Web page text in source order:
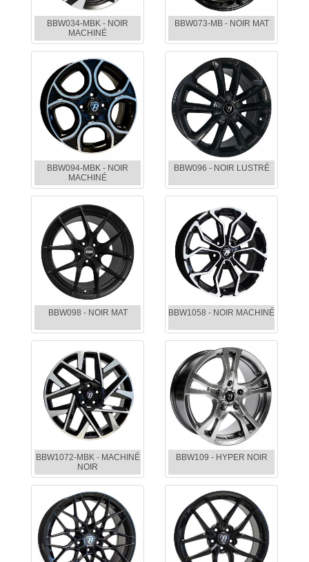
BBW034-MBK - NOIR
MACHINÉ
BBW073-MB - NOIR MAT
BBW094-MBK - NOIR
MACHINÉ
BBW096 - NOIR LUSTRÉ
BBW098 - NOIR MAT BBW1058 - NOIR MACHINÉ
BBW1072-MBK - MACHINÉ
NOIR
BBW109 - HYPER NOIR